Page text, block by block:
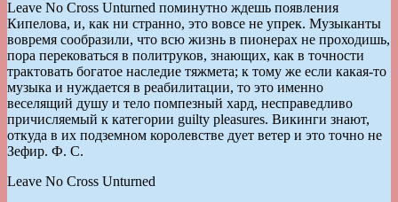
Leave No Cross Unturned поминутно ждешь появления
Кипелова, и, как ни странно, это вовсе не упрек. Музыканты
вовремя сообразили, что всю жизнь в пионерах не проходишь,
пора перековаться в политруков, знающих, как в точности
трактовать богатое наследие тяжмета; к тому же если какая-то
музыка и нуждается в реабилитации, то это именно
веселящий душу и тело помпезный хард, несправедливо
причисляемый к категории guilty pleasures. Викинги знают,
откуда в их подземном королевстве дует ветер и это точно не
Зефир. Ф. С.
Leave No Cross Unturned